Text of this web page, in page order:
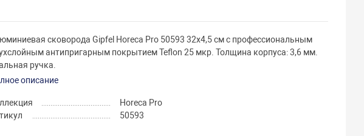
сковорода Gipfel Horeca Pro 50593 32х4,5 см с профессиональным
антипригарным покрытием Teflon 25 мкр. Толщина корпуса: 3,6 мм.
ручка.
описание
Horeca Pro
50593